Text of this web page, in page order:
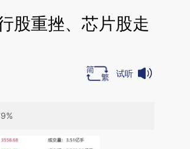
股重挫、芯片股走
试听